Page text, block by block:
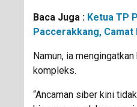
Baca Juga : Ketua TP
Paccerakkang,
Namun, ia
kompleks.
“Ancaman siber kini